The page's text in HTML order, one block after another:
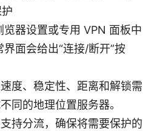
览器设置或专用 VPN 面板中
面会给出“连接/断开”按
度、稳定性、距离和解锁需
同的地理位置服务器。
持分流，确保将需要保护的